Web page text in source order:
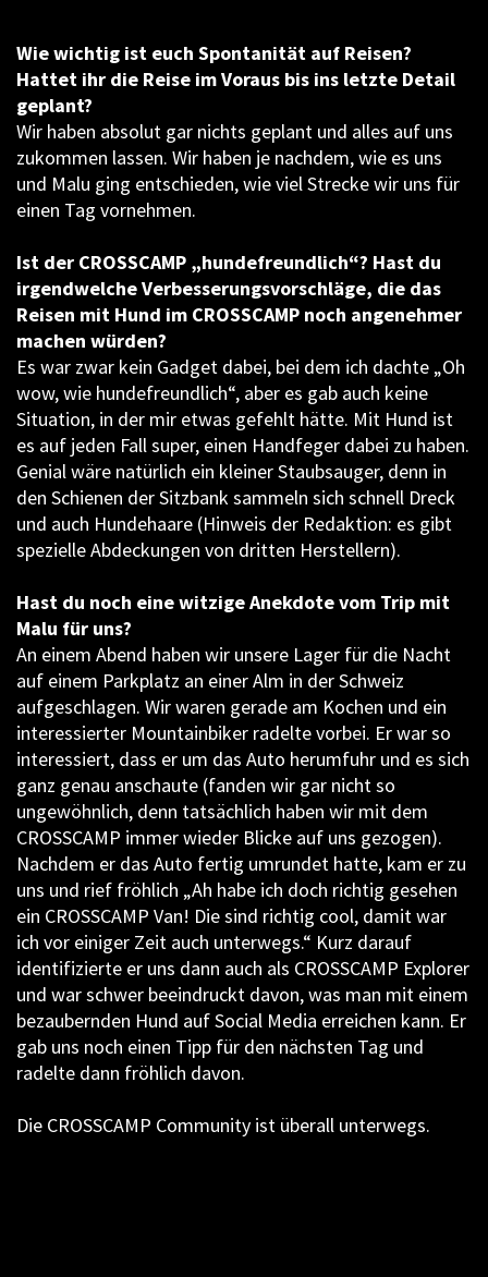
Wie wichtig ist euch Spontanität auf Reisen?
Hattet ihr die Reise im Voraus bis ins letzte Detail
geplant?
Wir haben absolut gar nichts geplant und alles auf uns
zukommen lassen. Wir haben je nachdem, wie es uns
und Malu ging entschieden, wie viel Strecke wir uns für
einen Tag vornehmen.
Ist der CROSSCAMP „hundefreundlich“? Hast du
irgendwelche Verbesserungsvorschläge, die das
Reisen mit Hund im CROSSCAMP noch angenehmer
machen würden?
Es war zwar kein Gadget dabei, bei dem ich dachte „Oh
wow, wie hundefreundlich“, aber es gab auch keine
Situation, in der mir etwas gefehlt hätte. Mit Hund ist
es auf jeden Fall super, einen Handfeger dabei zu haben.
Genial wäre natürlich ein kleiner Staubsauger, denn in
den Schienen der Sitzbank sammeln sich schnell Dreck
und auch Hundehaare (Hinweis der Redaktion: es gibt
spezielle Abdeckungen von dritten Herstellern).
Hast du noch eine witzige Anekdote vom Trip mit
Malu für uns?
An einem Abend haben wir unsere Lager für die Nacht
auf einem Parkplatz an einer Alm in der Schweiz
aufgeschlagen. Wir waren gerade am Kochen und ein
interessierter Mountainbiker radelte vorbei. Er war so
interessiert, dass er um das Auto herumfuhr und es sich
ganz genau anschaute (fanden wir gar nicht so
ungewöhnlich, denn tatsächlich haben wir mit dem
CROSSCAMP immer wieder Blicke auf uns gezogen).
Nachdem er das Auto fertig umrundet hatte, kam er zu
uns und rief fröhlich „Ah habe ich doch richtig gesehen
ein CROSSCAMP Van! Die sind richtig cool, damit war
ich vor einiger Zeit auch unterwegs.“ Kurz darauf
identifizierte er uns dann auch als CROSSCAMP Explorer
und war schwer beeindruckt davon, was man mit einem
bezaubernden Hund auf Social Media erreichen kann. Er
gab uns noch einen Tipp für den nächsten Tag und
radelte dann fröhlich davon.
Die CROSSCAMP Community ist überall unterwegs.